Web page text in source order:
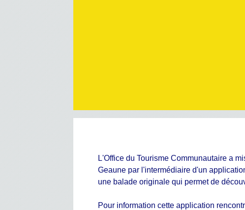
L'Office du Tourisme Communautaire a
Geaune par l'intermédiaire d'un
une balade originale qui permet de
Pour information cette application